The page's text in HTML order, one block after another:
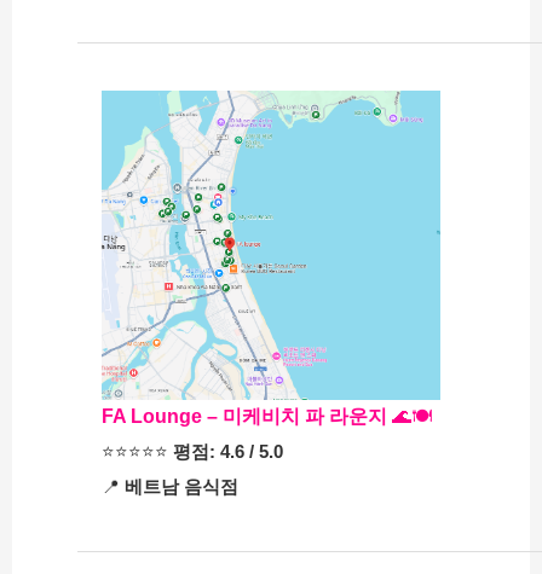
FA Lounge – 미케비치 파 라운지 🌊🍽️
⭐⭐⭐⭐⭐ 평점: 4.6 / 5.0
📍 베트남 음식점